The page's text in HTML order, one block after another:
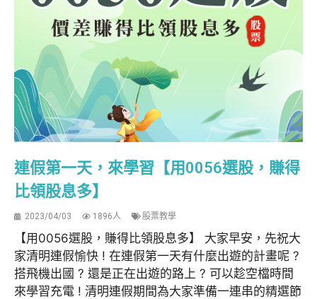
連假第一天，來學習【用0056選股，賺得
比領股息多】
2023/04/03 1896人 股票教學
【用0056選股，賺得比領股息多】 大家早安，先祝大
家清明連假愉快 ! 在連假第一天有什麼出遊的計畫呢 ?
搭飛機出國 ? 還是正在出遊的路上 ? 可以趁空檔時間
來學習充電 ! 清明連假期間為大家準備一連串的精選節